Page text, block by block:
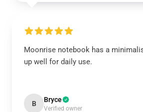
Moonrise notebook has a
up well for daily use.
B Bryce
Verified owner